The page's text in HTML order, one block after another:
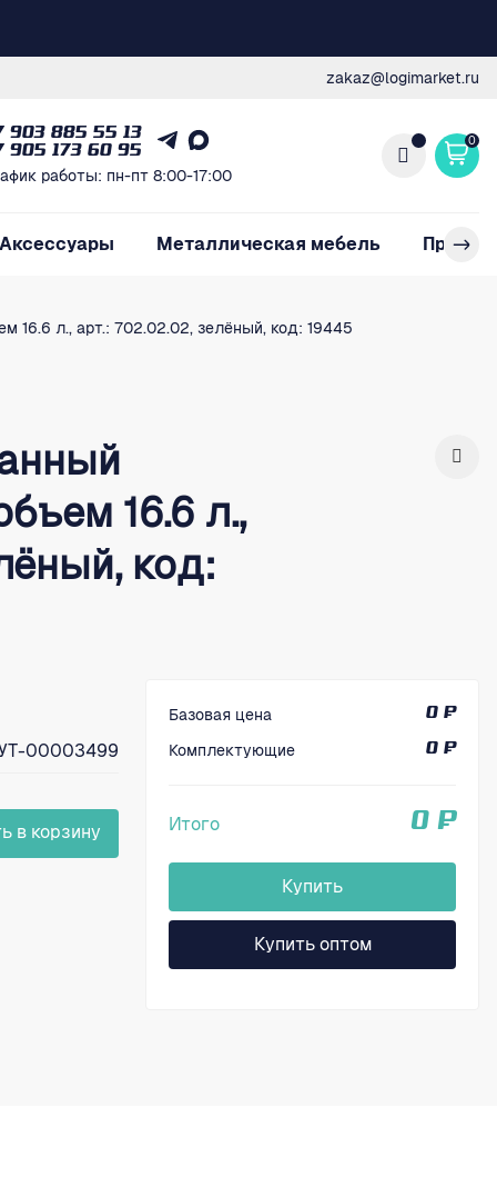
zakaz@logimarket.ru
903 885 55 13
905 173 60 95
работы: пн-пт 8:00-17:00
0
Аксессуары Металлическая мебель
16.6 л., арт.: 702.02.02, зелёный, код: 19445
16.6 л.,
код:
00003499
в корзину
Базовая цена
0 ₽
Комплектующие
0 ₽
Итого 0 ₽
Купить
Купить оптом